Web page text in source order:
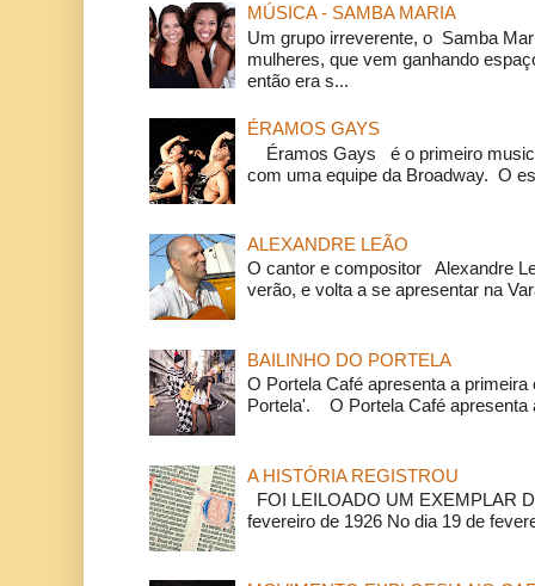
MÚSICA - SAMBA MARIA
Um grupo irreverente, o Samba
mulheres, que vem ganhando
então era s...
ÉRAMOS GAYS
Éramos Gays é o primeiro
com uma equipe da Broadway. O
ALEXANDRE LEÃO
O cantor e compositor Alexandre
verão, e volta a se apresentar na
BAILINHO DO PORTELA
O Portela Café apresenta a
Portela'. O Portela Café apresenta
A HISTÓRIA REGISTROU
FOI LEILOADO UM EXEMPLAR
fevereiro de 1926 No dia 19 de